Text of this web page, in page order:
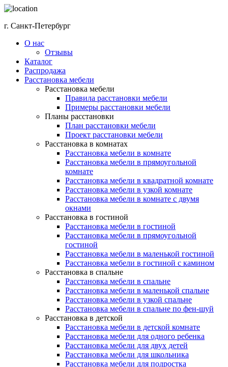
г. Санкт-Петербург
О нас
Отзывы
Каталог
Распродажа
Расстановка мебели
Расстановка мебели
Правила расстановки мебели
Примеры расстановки мебели
Планы расстановки
План расстановки мебели
Проект расстановки мебели
Расстановка в комнатах
Расстановка мебели в комнате
Расстановка мебели в прямоугольной
комнате
Расстановка мебели в квадратной комнате
Расстановка мебели в узкой комнате
Расстановка мебели в комнате с двумя
окнами
Расстановка в гостиной
Расстановка мебели в гостиной
Расстановка мебели в прямоугольной
гостиной
Расстановка мебели в маленькой гостиной
Расстановка мебели в гостиной с камином
Расстановка в спальне
Расстановка мебели в спальне
Расстановка мебели в маленькой спальне
Расстановка мебели в узкой спальне
Расстановка мебели в спальне по фен-шуй
Расстановка в детской
Расстановка мебели в детской комнате
Расстановка мебели для одного ребенка
Расстановка мебели для двух детей
Расстановка мебели для школьника
Расстановка мебели для подростка